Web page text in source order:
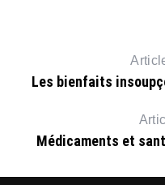
Les bienfaits
Médicaments et